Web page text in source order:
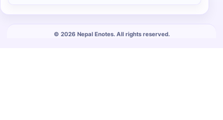
© 2026 Nepal Enotes. All rights reserved.